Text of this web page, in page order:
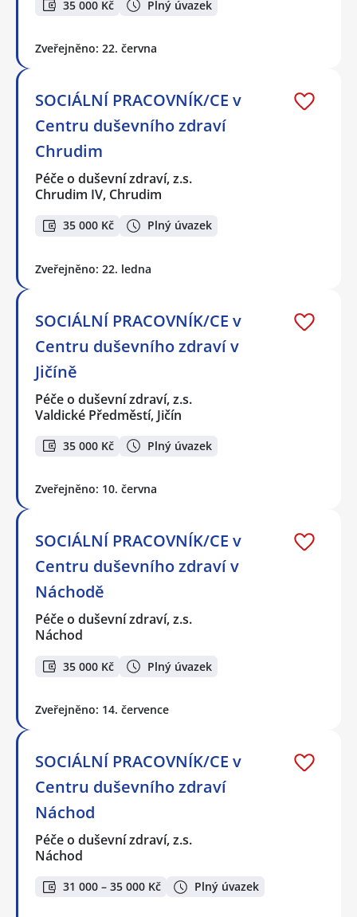
35 000 Kč Plný úvazek
Zveřejněno: 22. června
SOCIÁLNÍ PRACOVNÍK/CE v
Centru duševního zdraví
Chrudim
Péče o duševní zdraví, z.s.
Chrudim IV, Chrudim
35 000 Kč Plný úvazek
Zveřejněno: 22. ledna
SOCIÁLNÍ PRACOVNÍK/CE v
Centru duševního zdraví v
Jičíně
Péče o duševní zdraví, z.s.
Valdické Předměstí, Jičín
35 000 Kč Plný úvazek
Zveřejněno: 10. června
SOCIÁLNÍ PRACOVNÍK/CE v
Centru duševního zdraví v
Náchodě
Péče o duševní zdraví, z.s.
Náchod
35 000 Kč Plný úvazek
Zveřejněno: 14. července
SOCIÁLNÍ PRACOVNÍK/CE v
Centru duševního zdraví
Náchod
Péče o duševní zdraví, z.s.
Náchod
31 000 – 35 000 Kč Plný úvazek